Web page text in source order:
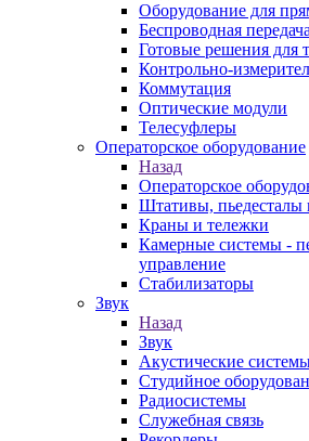
Оборудование для
Беспроводная
Готовые решения для
Контрольно-
Коммутация
Оптические модули
Телесуфлеры
Операторское оборудование
Назад
Операторское
Штативы, пьедесталы
Краны и тележки
Камерные системы -
управление
Стабилизаторы
Звук
Назад
Звук
Акустические
Студийное
Радиосистемы
Служебная связь